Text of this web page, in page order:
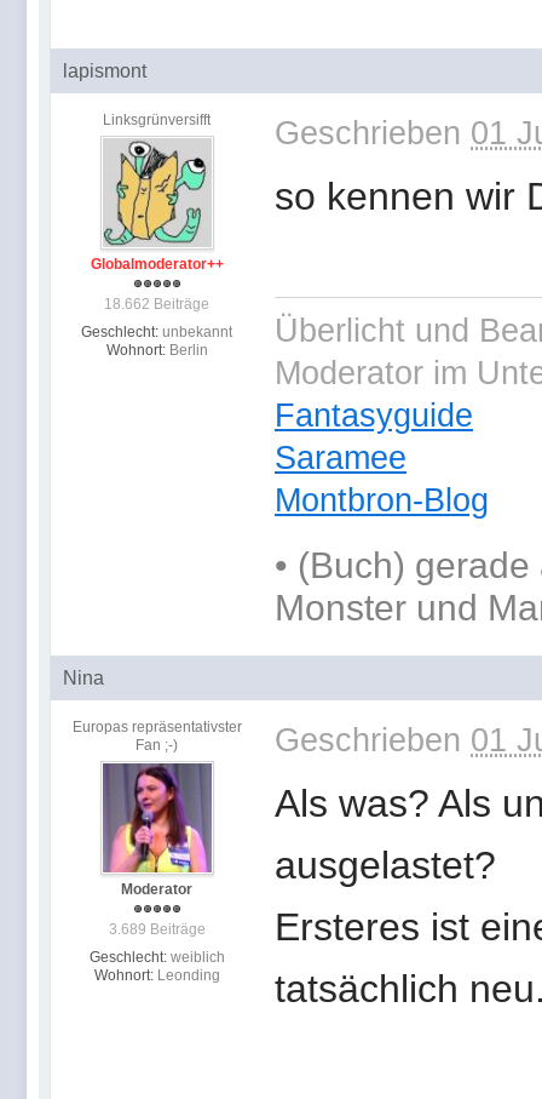
lapismont
Linksgrünversifft
Globalmoderator++
18.662 Beiträge
Geschlecht: unbekannt
Wohnort: Berlin
Geschrieben 01
so kennen wir
Überlicht und
Moderator im
Fantasyguide
Saramee
Montbron-Blog
• (Buch) gerade
Monster und
Nina
Europas repräsentativster
Fan ;-)
Moderator
3.689 Beiträge
Geschlecht: weiblich
Wohnort: Leonding
Geschrieben 01
Als was? Als
ausgelastet?
Ersteres ist
tatsächlich